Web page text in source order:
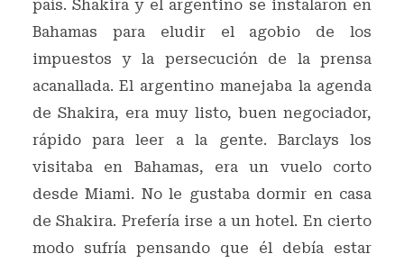
país. Shakira y el argentino se instalaron en
Bahamas para eludir el agobio de los
impuestos y la persecución de la prensa
acanallada. El argentino manejaba la agenda
de Shakira, era muy listo, buen negociador,
rápido para leer a la gente. Barclays los
visitaba en Bahamas, era un vuelo corto
desde Miami. No le gustaba dormir en casa
de Shakira. Prefería irse a un hotel. En cierto
modo sufría pensando que él debía estar